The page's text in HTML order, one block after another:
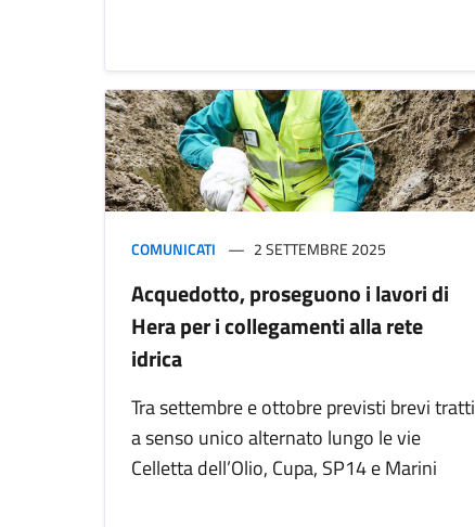
COMUNICATI 2 SETTEMBRE 2025
Acquedotto, proseguono i lavori di
Hera per i collegamenti alla rete
idrica
Tra settembre e ottobre previsti brevi tratti
a senso unico alternato lungo le vie
Celletta dell’Olio, Cupa, SP14 e Marini